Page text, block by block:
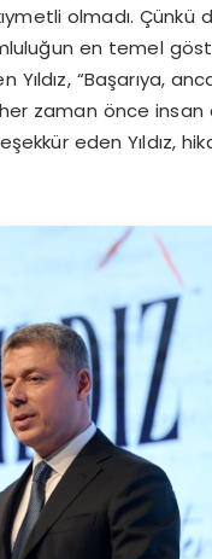
olmadı. Çünkü
en temel gö
Yıldız, “Başarıya,
zaman önce insan
eden Yıldız,